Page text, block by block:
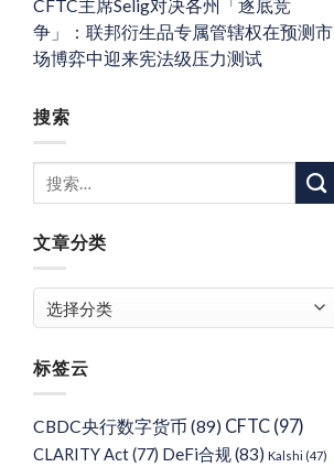
CFTC主席Selig对决各州「逐底竞
争」：联邦衍生品专属管辖权在预测市
场博弈中迎来宪法级压力测试
搜索
文章分类
章
类
标签云
CBDC央行数字货币 (89) CFTC (97)
CLARITY Act(77) DeFi合规(83) Kalshi (47)